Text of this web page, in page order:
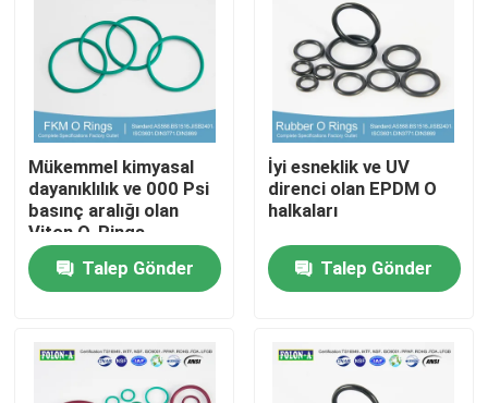
Ana sayfa
Mükemmel kimyasal
dayanıklılık ve 000 Psi
basınç aralığı olan
Viton O-Rings
Talep Gönder
İyi esneklik ve UV
direnci olan EPDM O
halkaları
Talep Gönder